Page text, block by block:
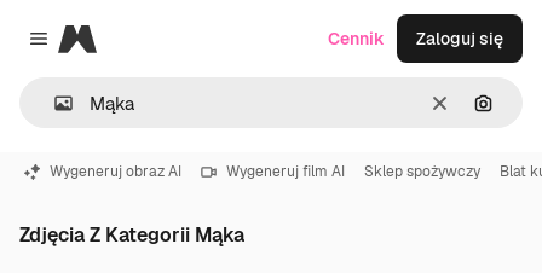
Close menu
Magnific
WyczyśćSzukaj
Cennik Zaloguj się
Wygeneruj obraz AI Wygeneruj film AI Sklep spożywczy Blat
Zdjęcia Z Kategorii Mąka